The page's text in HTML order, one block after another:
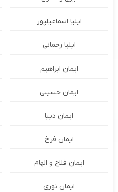
ایلیا اسماعیلپور
ایلیا رحمانی
ایمان ابراهیم
ایمان حسینی
ایمان دیبا
ایمان فرخ
ایمان فلاح و الهام
ایمان نوری